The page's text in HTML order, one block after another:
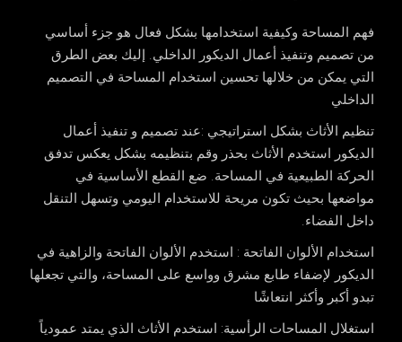
فهم المساحة وكيفية استخدامها بشكل فعال هو جزء أساسي
من تصميم وتنفيذ أعمال الديكور الداخلي. إليك بعض الطرق
التي يمكن من خلالها تحسين استخدام المساحة في التصميم
الداخلي
تنظيم الأثاث بشكل استراتيجي :عند تصميم و تنفيذ أعمال
الديكور استخدم الأثاث بحذر وقم بتنظيمه بشكل يعكس تدفق
الحركة الطبيعية في المساحة. ضع القطع الأساسية في
مواضعها بحيث تكون مريحة للاستخدام اليومي وتسهل التنقل
داخل الفضاء.
استخدام الألوان الفاتحة : استخدم الألوان الفاتحة والزاهية في
الديكور لإضفاء طابع مشرق وواسع على المساحة، والتي تجعلها
تبدو أكبر وأكثر انتعاشًا
استغلال المساحات الرأسية: استخدم الأثاث الذي يمتد عمودياً